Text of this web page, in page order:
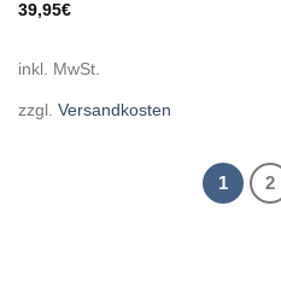
39,95€
inkl. MwSt.
zzgl. Versandkosten
1 2